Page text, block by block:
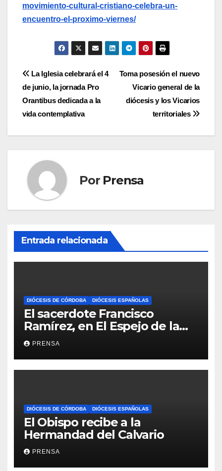
movimiento-cultural-cristiano-celebra-un-
encuentro-el-proximo-viernes/
Navegación
de
entradas
Toma posesión el nuevo
Vicario general de la
diócesis y los Vicarios
territoriales
La Iglesia celebrará el 4
de junio, la jornada Pro
Orantibus dedicada a la
vida contemplativa
Por Prensa
Entrada relacionada
DIÓCESIS DE CÓRDOBA DIÓCESIS ESPAÑOLAS
El sacerdote Francisco
Ramírez, en El Espejo de la
Iglesia
PRENSA
DIÓCESIS DE CÓRDOBA DIÓCESIS ESPAÑOLAS
El Obispo recibe a la
Hermandad del Calvario
PRENSA